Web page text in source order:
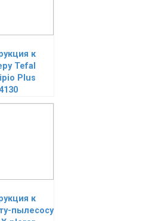
к
Tefal
Plus
к
пылесосу